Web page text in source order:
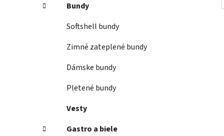
Bundy
Softshell bundy
Zimné zateplené bundy
Dámske bundy
Pletené bundy
Vesty
Gastro a biele